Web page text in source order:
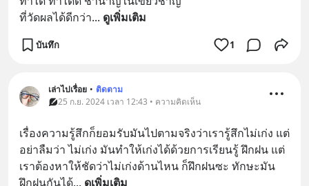
ที่วัดผลได้ดีกว่า... ดูเพิ่มเติม
บันทึก 1
เล่าไปเรื่อย • ติดตาม
25 ก.ย. 2024 เวลา 12:43 • ความคิดเห็น
เรื่องความรู้สึกก็ยอมรับมันไปตามจริงว่าเรารู้สึกไม่เก่ง แต่
อย่าลืมว่า ไม่เก่ง มันทำให้เก่งได้ด้วยการเรียนรู้ ฝึกฝน แต่
เราต้องหาให้ชัดว่าไม่เก่งด้านไหน ก็ฝึกฝนซะ ทักษะมัน
ฝึกฝนกันได้... ดูเพิ่มเติม